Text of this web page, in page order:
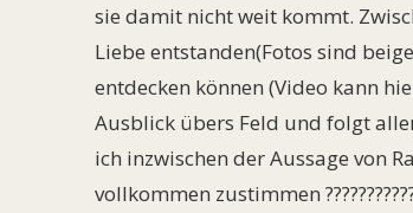
sie damit nicht weit kommt.
Liebe entstanden(Fotos sind
entdecken können (Video kann
Ausblick übers Feld und folgt
ich inzwischen der Aussage von
vollkommen zustimmen